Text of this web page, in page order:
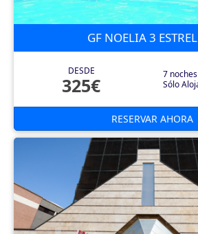
GF NOELIA 3
DESDE
325€
7 noches
Sólo
RESERVAR AHORA